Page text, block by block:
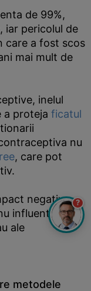
de 99%,
iar pericolul de
care a fost scos
mai mult de
inelul
a proteja ficatul
nu
, care pot
negativ
influenteaza
ale
metodele
?